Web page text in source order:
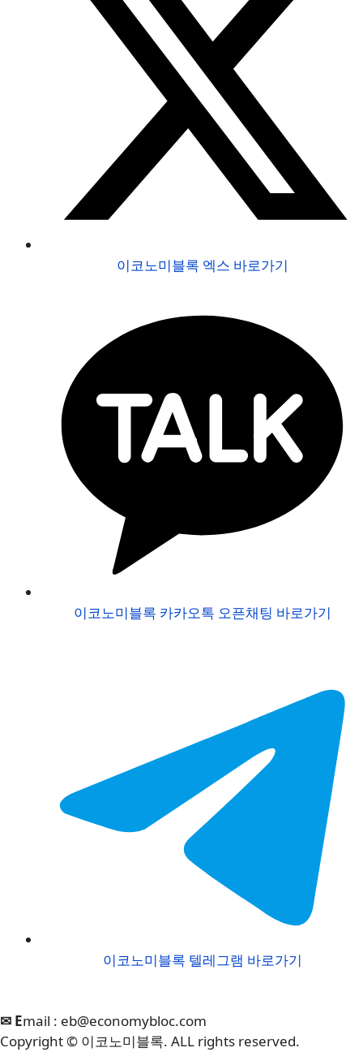
이코노미블록 엑스 바로가기
이코노미블록 카카오톡 오픈채팅 바로가기
이코노미블록 텔레그램 바로가기
✉ Email : eb@economybloc.com
Copyright © 이코노미블록. ALL rights reserved.